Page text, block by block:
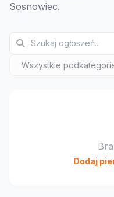
Sosnowiec.
Dodaj